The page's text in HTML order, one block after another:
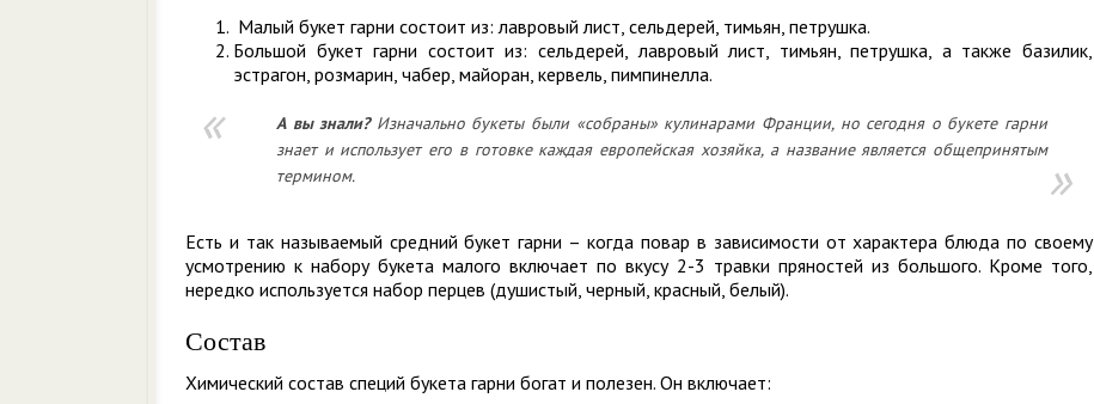
Малый букет гарни состоит из: лавровый лист, сельдерей, тимьян, петрушка.
Большой букет гарни состоит из: сельдерей, лавровый лист, тимьян, петрушка, а также базилик,
эстрагон, розмарин, чабер, майоран, кервель, пимпинелла.
А вы знали?Изначально букеты были «собраны» кулинарами Франции, но сегодня о букете гарни
знает и использует его в готовке каждая европейская хозяйка, а название является общепринятым
термином.
Есть и так называемый средний букет гарни – когда повар в зависимости от характера блюда по своему
усмотрению к набору букета малого включает по вкусу 2-3 травки пряностей из большого. Кроме того,
нередко используется набор перцев (душистый, черный, красный, белый).
Состав
Химический состав специй букета гарни богат и полезен. Он включает: